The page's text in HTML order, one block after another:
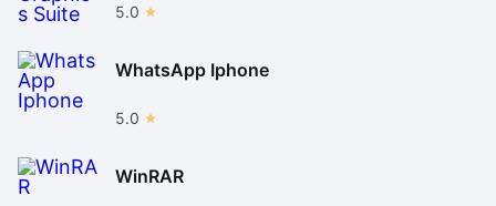
5.0
WhatsApp Iphone
5.0
WinRAR